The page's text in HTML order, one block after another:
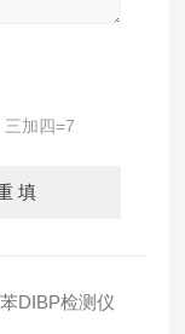
加四=7
DIBP检测仪